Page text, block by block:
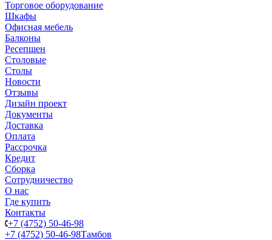
Торговое оборудование
Шкафы
Офисная мебель
Балконы
Ресепшен
Столовые
Столы
Новости
Отзывы
Дизайн проект
Документы
Доставка
Оплата
Рассрочка
Кредит
Сборка
Сотрудничество
О нас
Где купить
Контакты
+7 (4752) 50-46-98
+7 (4752) 50-46-98Тамбов